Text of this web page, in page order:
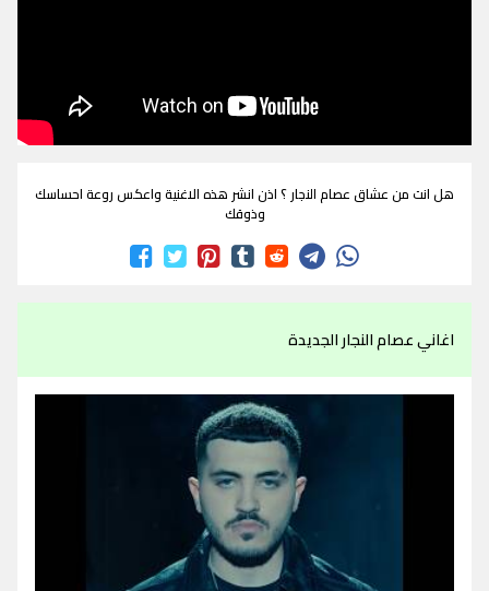
هل انت من عشاق عصام النجار ؟ اذن انشر هذه الاغنية واعكس روعة احساسك
وذوقك
اغاني عصام النجار الجديدة